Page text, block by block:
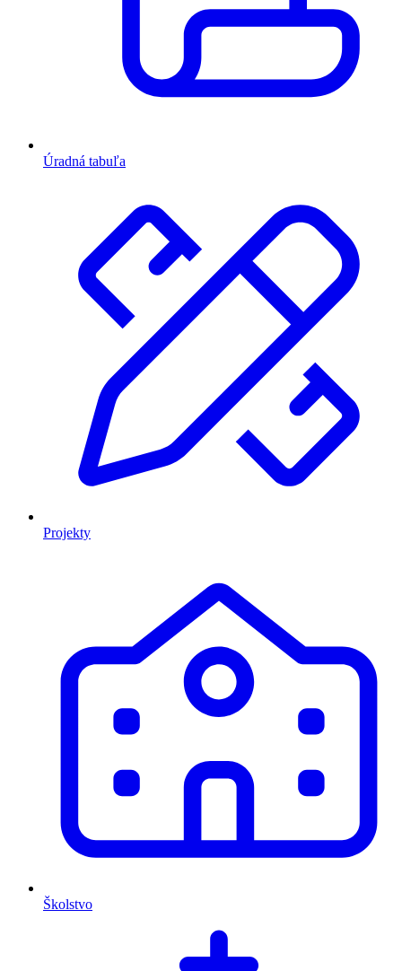
Úradná tabuľa
Projekty
Školstvo